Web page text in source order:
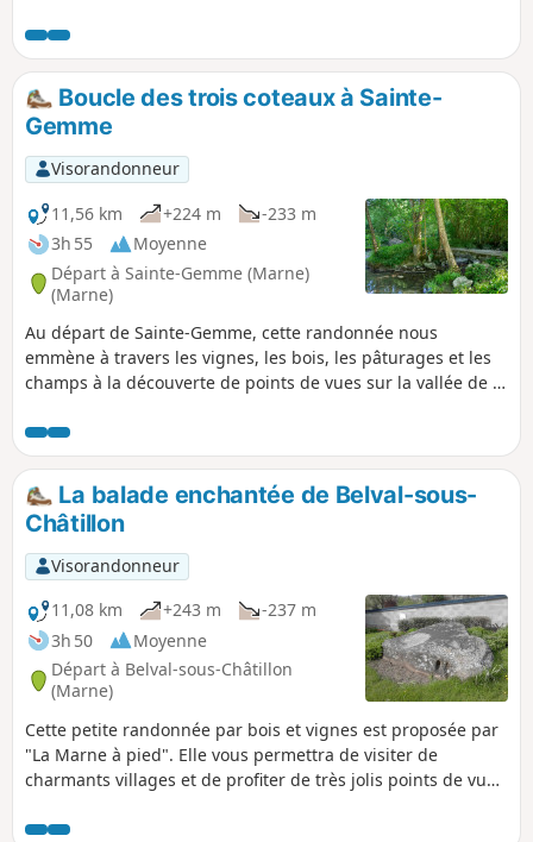
Boucle des trois coteaux à Sainte-
Gemme
Visorandonneur
11,56 km
+224 m
-233 m
3h 55
Moyenne
Départ à Sainte-Gemme (Marne)
(Marne)
Au départ de Sainte-Gemme, cette randonnée nous
emmène à travers les vignes, les bois, les pâturages et les
champs à la découverte de points de vues sur la vallée de la
de coteaux.
La balade enchantée de Belval-sous-
Châtillon
Visorandonneur
11,08 km
+243 m
-237 m
3h 50
Moyenne
Départ à Belval-sous-Châtillon
(Marne)
Cette petite randonnée par bois et vignes est proposée par
"La Marne à pied". Elle vous permettra de visiter de
charmants villages et de profiter de très jolis points de vue.
Châtillon, à quelques mètres du départ.